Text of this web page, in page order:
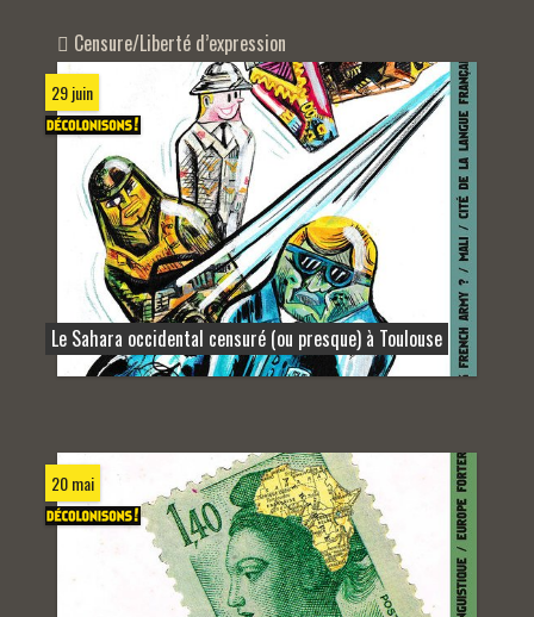
Censure/Liberté d’expression
29 juin
Le Sahara occidental censuré (ou presque) à Toulouse
20 mai